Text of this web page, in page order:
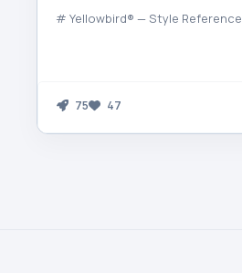
# Yellowbird® — Style Reference
75 47